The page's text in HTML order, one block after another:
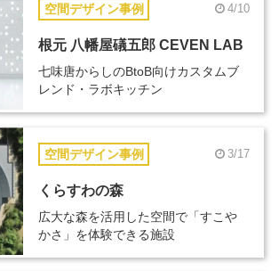
空間デザイン事例 4/10
根元 八幡屋礒五郎 CEVEN LAB
七味唐からしのBtoB向けカスタムブ
レンド・ラボキッチン
空間デザイン事例 3/17
くらすわの森
広大な森を活用した空間で「すこや
かさ」を体験できる施設